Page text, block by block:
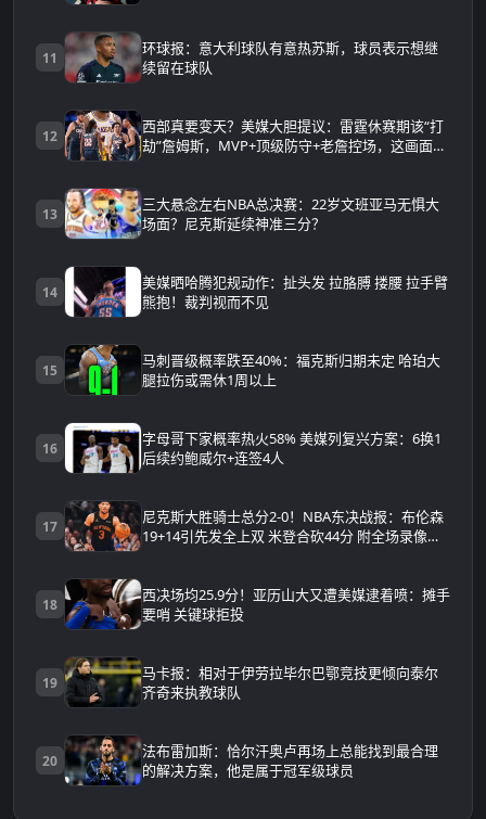
11
环球报：意大利球队有意热苏斯，球员表示想继
续留在球队
12
西部真要变天？美媒大胆提议：雷霆休赛期该“打
劫”詹姆斯，MVP+顶级防守+老詹控场，这画面太
13
三大悬念左右NBA总决赛：22岁文班亚马无惧大
场面？尼克斯延续神准三分？
14
美媒晒哈腾犯规动作：扯头发 拉胳膊 搂腰 拉手臂
熊抱！裁判视而不见
15
马刺晋级概率跌至40%：福克斯归期未定 哈珀大
腿拉伤或需休1周以上
16
字母哥下家概率热火58% 美媒列复兴方案：6换1
后续约鲍威尔+连签4人
17
尼克斯大胜骑士总分2-0！NBA东决战报：布伦森
19+14引先发全上双 米登合砍44分 附全场录像回
18
西决场均25.9分！亚历山大又遭美媒逮着喷：摊手
要哨 关键球拒投
19
马卡报：相对于伊劳拉毕尔巴鄂竞技更倾向泰尔
齐奇来执教球队
20
法布雷加斯：恰尔汗奥卢再场上总能找到最合理
的解决方案，他是属于冠军级球员